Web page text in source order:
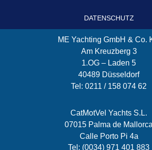
DATENSCHUTZ
ME Yachting GmbH & Co.
Am Kreuzberg 3
1.OG – Laden 5
40489 Düsseldorf
Tel: 0211 / 158 074 62
CatMotVel Yachts S.L.
07015 Palma de Mallorca
Calle Porto Pi 4a
Tel: (0034) 971 401 883